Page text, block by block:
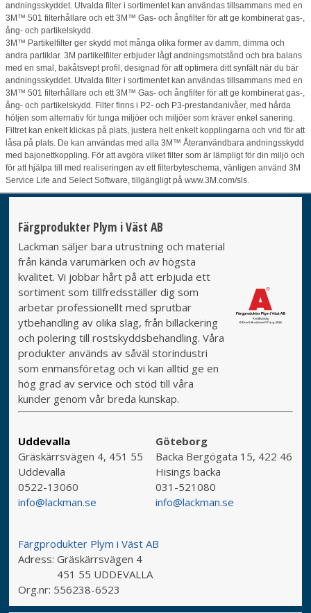
andningsskyddet. Utvalda filter i sortimentet kan användas tillsammans med en
3M™ 501 filterhållare och ett 3M™ Gas- och ångfilter för att ge kombinerat gas-,
ång- och partikelskydd.
3M™ Partikelfilter ger skydd mot många olika former av damm, dimma och
andra partiklar. 3M partikelfilter erbjuder lågt andningsmotstånd och bra balans
med en smal, bakåtsvept profil, designad för att optimera ditt synfält när du bär
andningsskyddet. Utvalda filter i sortimentet kan användas tillsammans med en
3M™ 501 filterhållare och ett 3M™ Gas- och ångfilter för att ge kombinerat gas-,
ång- och partikelskydd. Filter finns i P2- och P3-prestandanivåer, med hårda
höljen som alternativ för tunga miljöer och miljöer som kräver enkel sanering.
Filtret kan enkelt klickas på plats, justera helt enkelt kopplingarna och vrid för att
låsa på plats. De kan användas med alla 3M™ Återanvändbara andningsskydd
med bajonettkoppling. För att avgöra vilket filter som är lämpligt för din miljö och
för att hjälpa till med realiseringen av ett filterbyteschema, vänligen använd 3M
Service Life and Select Software, tillgängligt på www.3M.com/sls.
Färgprodukter Plym i Väst AB
Lackman säljer bara utrustning och material
från kända varumärken och av högsta
kvalitet. Vi jobbar hårt på att erbjuda ett
sortiment som tillfredsställer dig som
arbetar professionellt med sprutbar
ytbehandling av olika slag, från billackering
och polering till rostskyddsbehandling. Våra
produkter används av såväl storindustri
som enmansföretag och vi kan alltid ge en
hög grad av service och stöd till våra
kunder genom vår breda kunskap.
Uddevalla
Gräskärrsvägen 4, 451 55
Uddevalla
0522-13060
info@lackman.se
Göteborg
Backa Bergögata 15, 422 46
Hisings backa
031-521080
info@lackman.se
Färgprodukter Plym i Väst AB
Adress: Gräskärrsvägen 4
451 55 UDDEVALLA
Org.nr: 556238-6523